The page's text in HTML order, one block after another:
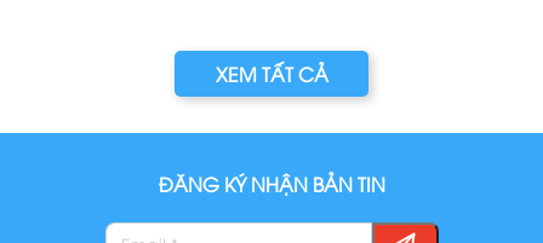
XEM TẤT CẢ
ĐĂNG KÝ NHẬN BẢN TIN